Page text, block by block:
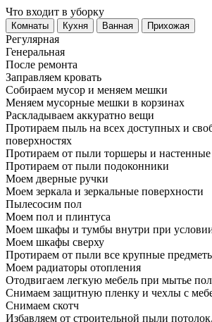
Что входит в уборку
Регу­лярная
Гене­ральная
После ремонта
Заправляем кровать
Собираем мусор и меняем мешки
Меняем мусорные мешки в корзинах
Раскладываем аккуратно вещи
Протираем пыль на всех доступных и
поверхностях
Протираем от пыли торшеры и настенные
Протираем от пыли подоконники
Моем дверные ручки
Моем зеркала и зеркальные поверхности
Пылесосим пол
Моем пол и плинтуса
Моем шкафы и тумбы внутри при
Моем шкафы сверху
Протираем от пыли все крупные
Моем радиаторы отопления
Отодвигаем легкую мебель при мытье
Снимаем защитную пленку и чехлы с
Снимаем скотч
Избавляем от строительной пыли